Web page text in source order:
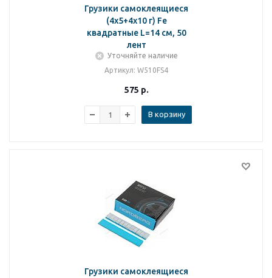
Грузики самоклеящиеся
(4х5+4х10 г) Fe
квадратные L=14 см, 50
лент
Уточняйте наличие
Артикул: W510FS4
575 р.
В корзину
Грузики самоклеящиеся